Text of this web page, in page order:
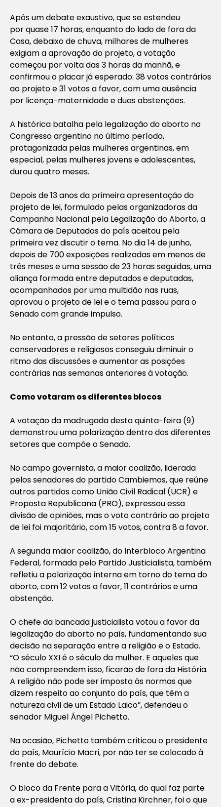
Após um debate exaustivo, que se estendeu
por quase 17 horas, enquanto do lado de fora da
Casa, debaixo de chuva, milhares de mulheres
exigiam a aprovação do projeto, a votação
começou por volta das 3 horas da manhã, e
confirmou o placar já esperado: 38 votos contrários
ao projeto e 31 votos a favor, com uma ausência
por licença-maternidade e duas abstenções.
A histórica batalha pela legalização do aborto no
Congresso argentino no último período,
protagonizada pelas mulheres argentinas, em
especial, pelas mulheres jovens e adolescentes,
durou quatro meses.
Depois de 13 anos da primeira apresentação do
projeto de lei, formulado pelas organizadoras da
Campanha Nacional pela Legalização do Aborto, a
Câmara de Deputados do país aceitou pela
primeira vez discutir o tema. No dia 14 de junho,
depois de 700 exposições realizadas em menos de
três meses e uma sessão de 23 horas seguidas, uma
aliança formada entre deputados e deputadas,
acompanhados por uma multidão nas ruas,
aprovou o projeto de lei e o tema passou para o
Senado com grande impulso.
No entanto, a pressão de setores políticos
conservadores e religiosos conseguiu diminuir o
ritmo das discussões e aumentar as posições
contrárias nas semanas anteriores à votação.
Como votaram os diferentes blocos
A votação da madrugada desta quinta-feira (9)
demonstrou uma polarização dentro dos diferentes
setores que compõe o Senado.
No campo governista, a maior coalizão, liderada
pelos senadores do partido Cambiemos, que reúne
outros partidos como União Civil Radical (UCR) e
Proposta Republicana (PRO), expressou essa
divisão de opiniões, mas o voto contrário ao projeto
de lei foi majoritário, com 15 votos, contra 8 a favor.
A segunda maior coalizão, do Interbloco Argentina
Federal, formada pelo Partido Justicialista, também
refletiu a polarização interna em torno do tema do
aborto, com 12 votos a favor, 11 contrários e uma
abstenção.
O chefe da bancada justicialista votou a favor da
legalização do aborto no país, fundamentando sua
decisão na separação entre a religião e o Estado.
“O século XXI é o século da mulher. E aqueles que
não compreendem isso, ficarão de fora da História.
A religião não pode ser imposta às normas que
dizem respeito ao conjunto do país, que têm a
natureza civil de um Estado Laico”, defendeu o
senador Miguel Ángel Pichetto.
Na ocasião, Pichetto também criticou o presidente
do país, Maurício Macri, por não ter se colocado à
frente do debate.
O bloco da Frente para a Vitória, do qual faz parte
a ex-presidenta do país, Cristina Kirchner, foi o que